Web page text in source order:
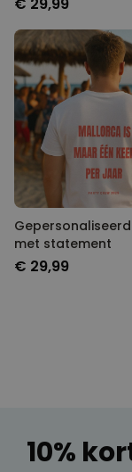
met statement
€ 29,99
10%